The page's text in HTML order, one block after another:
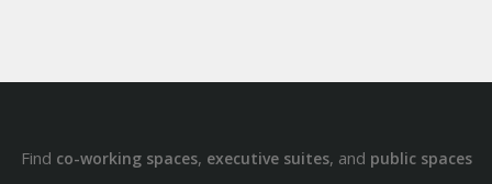
Find co-working spaces, executive suites, and public spaces